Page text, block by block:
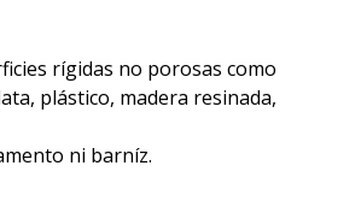
rígidas no porosas como
plástico, madera resinada,
ni barníz.